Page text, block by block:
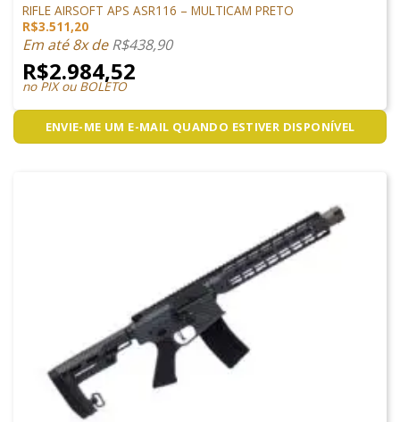
RIFLE AIRSOFT APS ASR116 – MULTICAM PRETO
R$3.511,20
Em até 8x deR$438,90
R$2.984,52
no PIX ou BOLETO
ENVIE-ME UM E-MAIL QUANDO ESTIVER DISPONÍVEL